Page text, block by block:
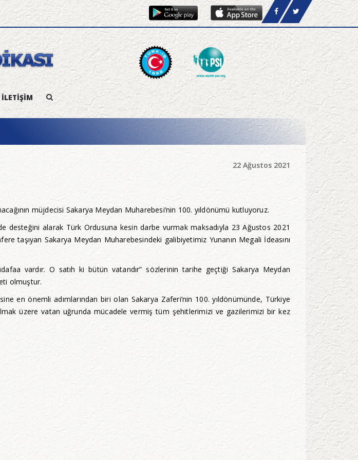
İLETİŞİM
22 Ağustos 2021
müjdecisi Sakarya Meydan Muharebesi’nin 100. yıldönümü kutluyoruz.
desteğini alarak Türk Ordusuna kesin darbe vurmak maksadıyla 23 Ağustos 2021
taşıyan Sakarya Meydan Muharebesindeki galibiyetimiz Yunanın Megali İdeasını
vardır. O satıh ki bütün vatandır” sözlerinin tarihe geçtiği Sakarya Meydan
olmuştur.
en önemli adımlarından biri olan Sakarya Zaferi’nin 100. yıldönümünde, Türkiye
üzere vatan uğrunda mücadele vermiş tüm şehitlerimizi ve gazilerimizi bir kez